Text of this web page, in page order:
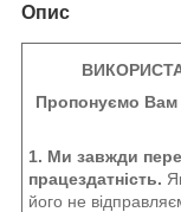
Опис
Пропонуємо Вам
1. Ми завжди
працездатність.
його не